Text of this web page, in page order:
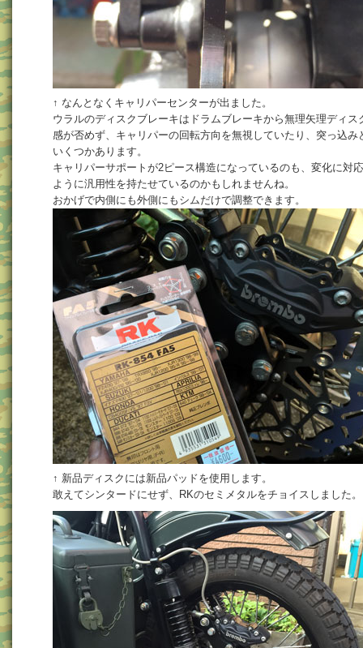
↑ なんとなくキャリパーセンターが出ました。
ウラルのディスクブレーキはドラムブレーキから無理矢理ディス
感が否めず、キャリパーの回転方向を無視していたり、突っ込み
いくつかあります。
キャリパーサポートが2ピース構造になっているのも、変化に対
ように汎用性を持たせているのかもしれませんね。
おかげで内側にも外側にもシムだけで調整できます。
↑ 新品ディスクには新品パッドを使用します。
敢えてシンタードにせず、RKのセミメタルをチョイスしました。